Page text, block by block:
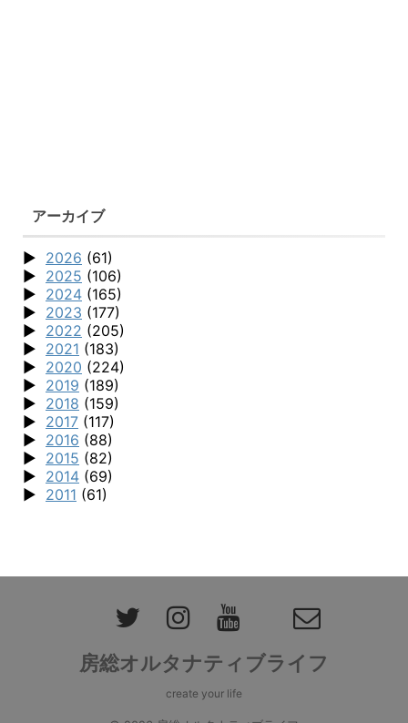
アーカイブ
2026 (61)
2025 (106)
2024 (165)
2023 (177)
2022 (205)
2021 (183)
2020 (224)
2019 (189)
2018 (159)
2017 (117)
2016 (88)
2015 (82)
2014 (69)
2011 (61)
房総オルタナティブライフ
create your life